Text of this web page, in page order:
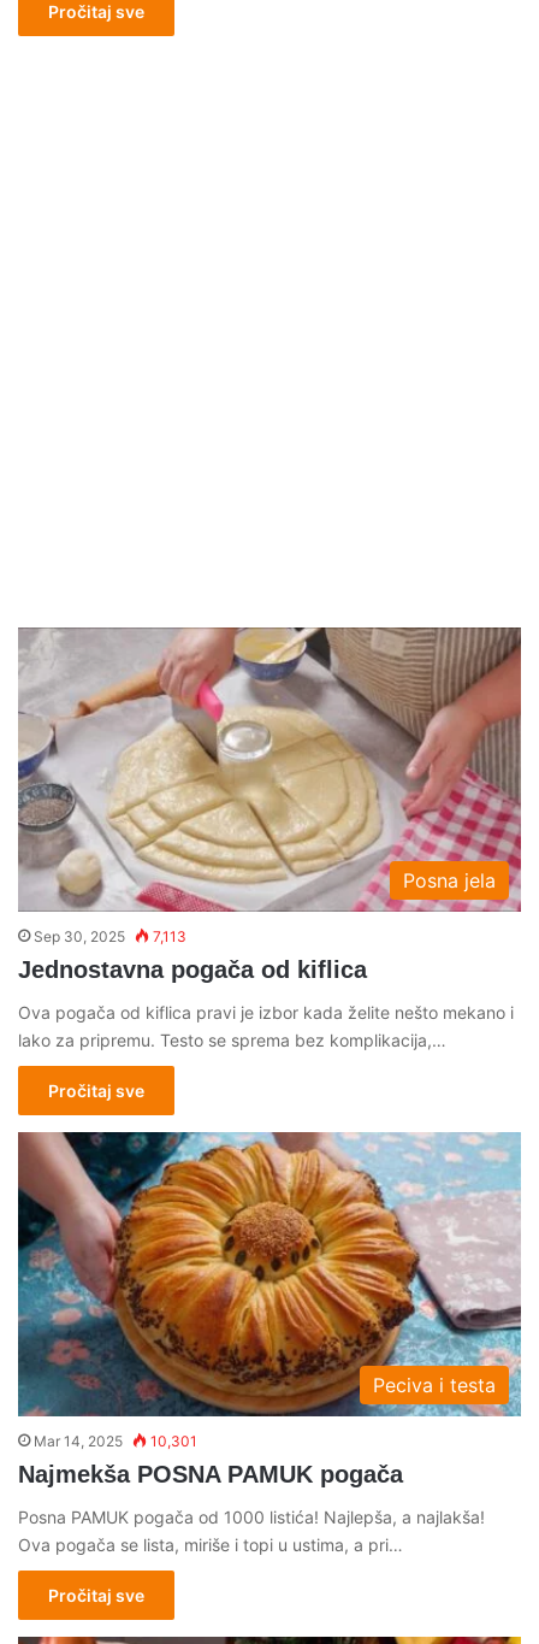
Pročitaj sve
Posna jela
Sep 30, 2025 7,113
Jednostavna pogača od kiflica
Ova pogača od kiflica pravi je izbor kada želite nešto mekano i
lako za pripremu. Testo se sprema bez komplikacija,…
Pročitaj sve
Peciva i testa
Mar 14, 2025 10,301
Najmekša POSNA PAMUK pogača
Posna PAMUK pogača od 1000 listića! Najlepša, a najlakša!
Ova pogača se lista, miriše i topi u ustima, a pri…
Pročitaj sve